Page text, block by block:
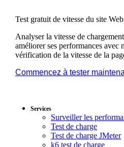
Test gratuit de vitesse du site Web
Analyser la vitesse de
améliorer ses performances avec
vérification de la vitesse de la
Commencez à tester
Services
Surveiller les
Test de charge
Test de charge JMeter
k6 test de charge